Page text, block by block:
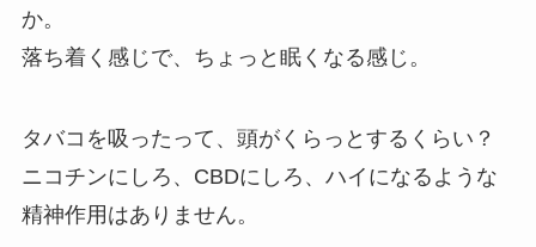
か。
落ち着く感じで、ちょっと眠くなる感じ。
タバコを吸ったって、頭がくらっとするくらい？
ニコチンにしろ、CBDにしろ、ハイになるような
精神作用はありません。